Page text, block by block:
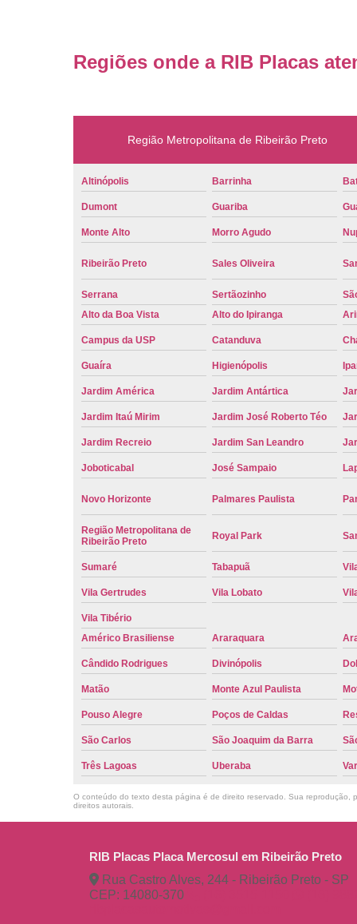
Regiões onde a RIB Placas
Região Metropolitana de Ribeirão Preto
Altinópolis Barrinha
Dumont Guariba
Monte Alto Morro Agudo
Ribeirão Preto Sales Oliveira
Serrana Sertãozinho
Alto da Boa Vista
Alto do Ipiranga
Campus da USP Catanduva
Guaíra Higienópolis
Jardim América Jardim Antártica
Jardim Itaú Mirim Jardim José Roberto Téo
Jardim Recreio Jardim San Leandro
Joboticabal José Sampaio
Novo Horizonte Palmares Paulista
Região Metropolitana de
Ribeirão Preto
Royal Park
Sumaré Tabapuã
Vila Gertrudes Vila Lobato
Vila Tibério
Américo Brasiliense
Araraquara
Cândido Rodrigues Divinópolis
Matão Monte Azul Paulista
Pouso Alegre Poços de Caldas
São Carlos São Joaquim da Barra
Três Lagoas Uberaba
O conteúdo do texto desta página é de direito reservado. Sua reprodução,
direitos autorais
RIB Placas Placa Mercosul em Ribeirão Preto
Rua Castro Alves, 244 - Ribeirão Preto - SP
CEP: 14080-370